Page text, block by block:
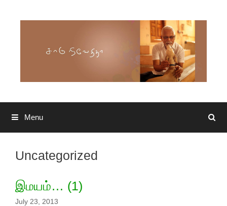
Search
Menu
Uncategorized
இமயம்… (1)
July 23, 2013